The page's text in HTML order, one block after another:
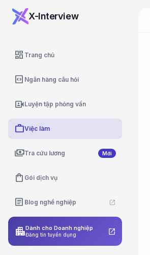
X-Interview
dashboard Trang chủ
code_blocks Ngân hàng câu hỏi
video_camera_frontLuyện tập phỏng vấn
workViệc làm
paymentsTra cứu lương Mới
shopping_bag Gói dịch vụ
article Blog nghề nghiệp open_in_new
apartmentDành cho Doanh nghiệp
Đăng tin tuyển dụng open_in_new